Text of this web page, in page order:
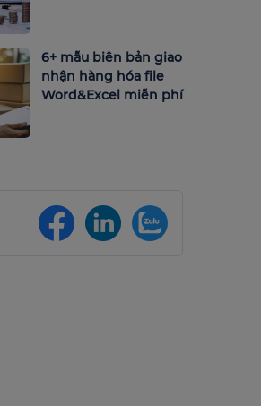
6+ mẫu biên bản giao
nhận hàng hóa file
Word&Excel miễn phí